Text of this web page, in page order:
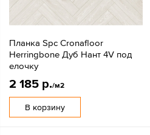
Планка Spc Cronafloor
Herringbone Дуб Нант 4V под
елочку
2 185 р./м2
В корзину